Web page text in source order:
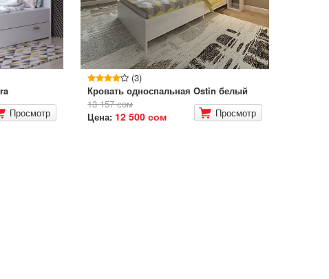
Просмотр
(3)
Кровать односпальная Ostin белый
13 157 сом
Цена: 12 500 сом Просмотр